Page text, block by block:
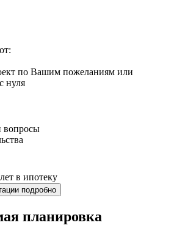
по Вашим пожеланиям или
нуля
вопросы
в ипотеку
подробно
планировка